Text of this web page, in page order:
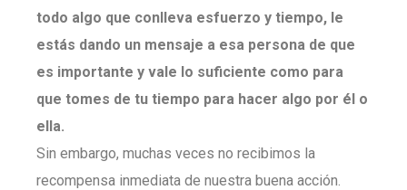
todo algo que conlleva esfuerzo y tiempo, le
estás dando un mensaje a esa persona de que
es importante y vale lo suficiente como para
que tomes de tu tiempo para hacer algo por él o
ella.
Sin embargo, muchas veces no recibimos la
recompensa inmediata de nuestra buena acción.